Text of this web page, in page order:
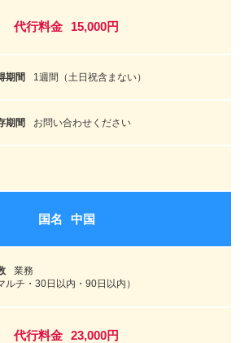
15,000円
1週間（土日祝含まない）
お問い合わせください
中国
業務
ルチ・30日以内・90日以内）
23,000円